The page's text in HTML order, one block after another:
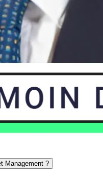
Management ?